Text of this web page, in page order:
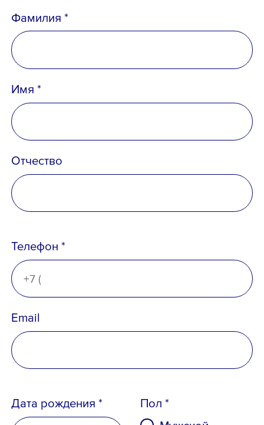
Фамилия *
Имя *
Отчество
Телефон *
Email
Дата рождения *
Пол *